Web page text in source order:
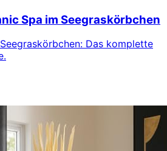
Spa im Seegraskörbchen
Das komplette